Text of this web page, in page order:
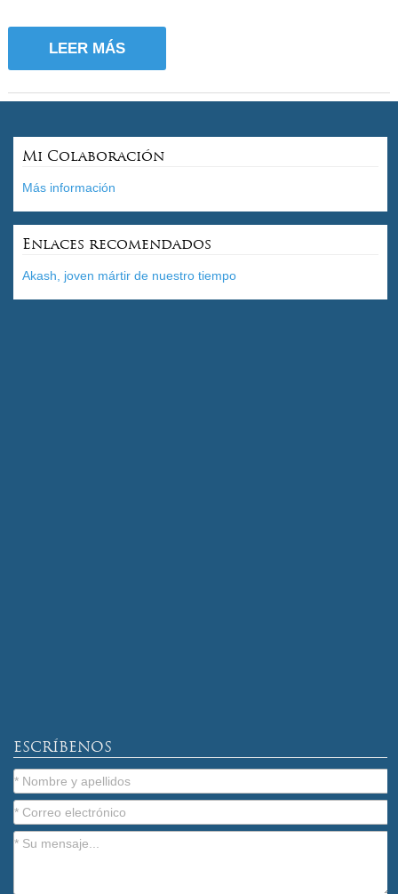
LEER MÁS
Mi Colaboración
Más información
Enlaces recomendados
Akash, joven mártir de nuestro tiempo
ESCRÍBENOS